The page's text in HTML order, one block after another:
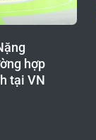
hợp
tại VN